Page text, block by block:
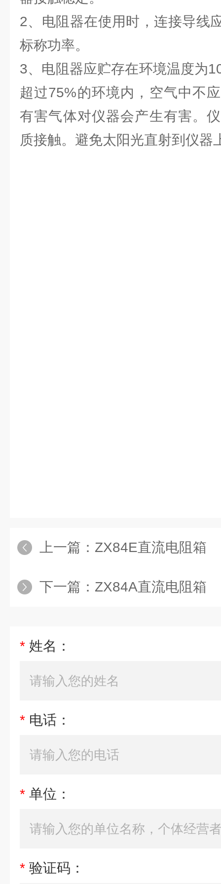
2、电阻器在使用时，连接导线
标称功率。
3、电阻器应贮存在环境温度为
超过75%的环境内，空气中不
有害气体对仪器会产生有害。
质接触。避免太阳光直射到仪器
上一篇： ZX84E直流电阻箱
下一篇： ZX84A直流电阻箱
* 姓名：
* 电话：
* 单位：
* 验证码：